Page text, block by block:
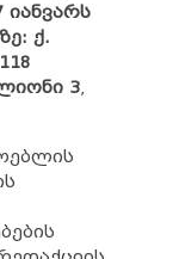
იანვარს
ქ.
3,